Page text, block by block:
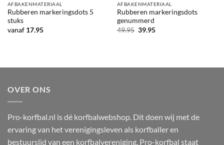
AFBAKENMATERIAAL
Rubberen markeringsdots 5
stuks
vanaf 17.95
AFBAKENMATERIAAL
Rubberen markeringsdots
genummerd
49.95 Oorspronkelijke
39.95Huidige
OVER ONS
Pro-korfbal.nl is dé korfbalwebshop. Dit doen wij met de
ervaring van het verenigingsleven als korfballer en
bestuurslid van een korfbalvereniging. Pro-korfbal staat